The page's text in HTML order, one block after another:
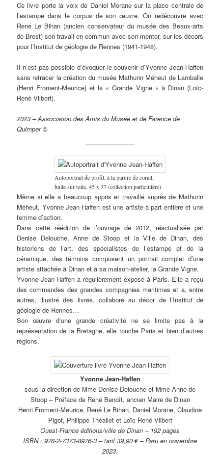
Ce livre porte la voix de Daniel Morane sur la place centrale de
l’estampe dans le corpus de son œuvre. On redécouvre avec
René Le Bihan (ancien conservateur du musée des Beaux-arts
de Brest) son travail en commun avec son mentor, sur les décors
pour l’Institut de géologie de Rennes (1941-1948).
Il n’est pas possible d’évoquer le souvenir d’Yvonne Jean-Haffen
sans retracer la création du musée Mathurin Méheut de Lamballe
(Henri Froment-Meurice) et la « Grande Vigne » à Dinan (Loïc-
René Vilbert).
2023 – Association des Amis du Musée et de Faïence de
Quimper ©
Autoportrait de profil, à la parure de corail,
huile sur toile, 45 x 37 (collection particulière)
Même si elle a beaucoup appris et travaillé auprès de Mathurin
Méheut, Yvonne Jean-Haffen est une artiste à part entière et une
femme d’action.
Dans cette réédition de l’ouvrage de 2012, réactualisée par
Denise Delouche, Anne de Stoop et la Ville de Dinan, des
historiens de l’art, des spécialistes de l’estampe et de la
céramique, des témoins composent un portrait complet d’une
artiste attachée à Dinan et à sa maison-atelier, la Grande Vigne.
Yvonne Jean-Haffen a régulièrement exposé à Paris. Elle a reçu
des commandes des grandes compagnies maritimes et a, entre
autres, illustré des livres, collaboré au décor de l’Institut de
géologie de Rennes…
Son œuvre d’une grande créativité ne se limite pas à la
représentation de la Bretagne, elle touche Paris et bien d’autres
régions.
Yvonne Jean-Haffen
sous la direction de Mme Denise Delouche et Mme Anne de
Stoop – Préface de René Benoît, ancien Maire de Dinan
Henri Froment-Meurice, René Le Bihan, Daniel Morane, Claudine
Pigot, Philippe Théallet et Loïc-René Vilbert
Ouest-France éditions/ville de Dinan – 192 pages
ISBN : 978-2-7373-8976-3 – tarif 39,90 € – Paru en novembre
2023.